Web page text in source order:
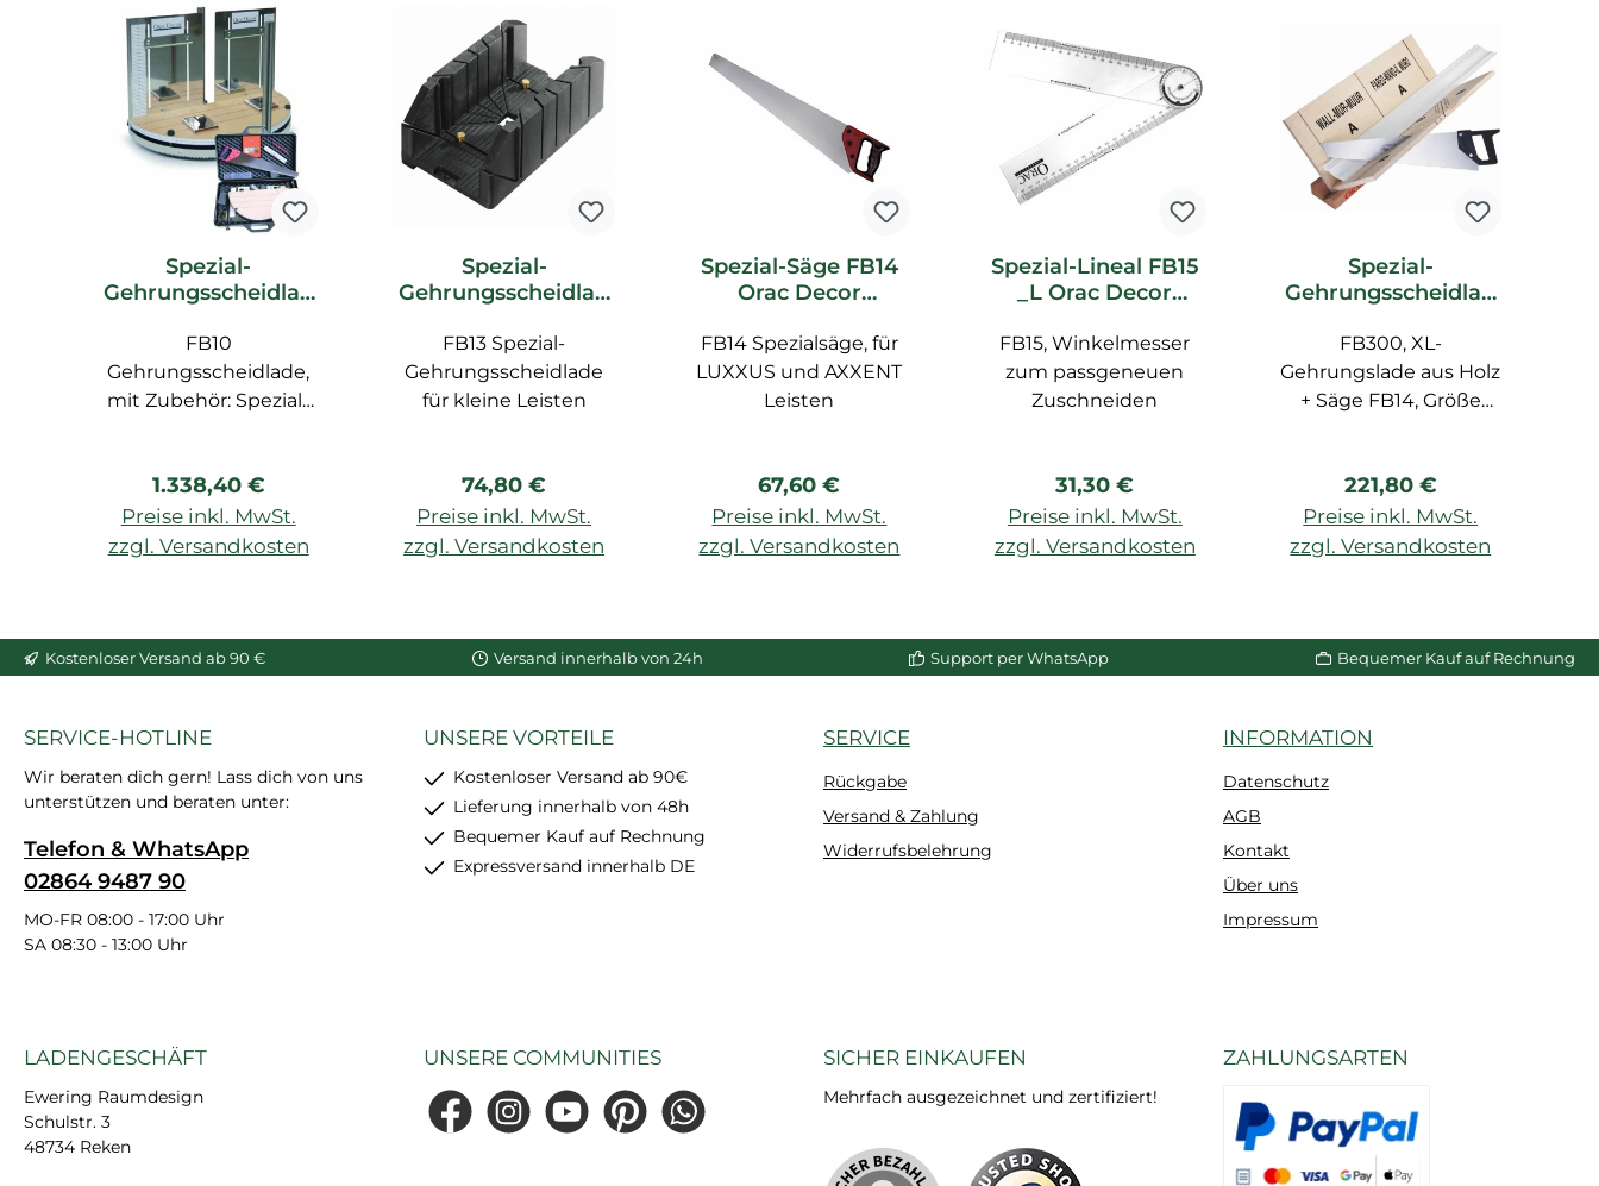
Spezial-
Gehrungsscheidlad
Zubehör
FB10
Gehrungsscheidlade,
mit Zubehör: Spezial-
FB15
Regulärer Preis:
1.338,40 €
Preise inkl. MwSt.
zzgl. Versandkosten
Spezial-
Gehrungsscheidlad
Zubehör
FB13 Spezial-
Gehrungsscheidlade
für kleine Leisten
Regulärer Preis:
74,80 €
Preise inkl. MwSt.
zzgl. Versandkosten
Spezial-Säge FB14
Orac Decor
FB14 Spezialsäge, für
LUXXUS und AXXENT
Leisten
Regulärer Preis:
67,60 €
Preise inkl. MwSt.
zzgl. Versandkosten
Spezial-Lineal FB15
_L Orac Decor
FB15, Winkelmesser
zum passgeneuen
Zuschneiden
Regulärer Preis:
31,30 €
Preise inkl. MwSt.
zzgl. Versandkosten
Spezial-
Gehrungsscheidlad
Zubehör
FB300, XL-
Gehrungslade aus Holz
+ Säge FB14, Größe
Regulärer Preis:
221,80 €
Preise inkl. MwSt.
zzgl. Versandkosten
Kostenloser Versand ab 90 € Versand innerhalb von 24h Support per WhatsApp Bequemer Kauf auf Rechnung
SERVICE-HOTLINE
Wir beraten dich gern! Lass dich von uns
unterstützen und beraten unter:
Telefon & WhatsApp
02864 9487 90
MO-FR 08:00 - 17:00 Uhr
SA 08:30 - 13:00 Uhr
UNSERE VORTEILE
Kostenloser Versand ab 90€
Lieferung innerhalb von 48h
Bequemer Kauf auf Rechnung
Expressversand innerhalb DE
SERVICE
Rückgabe
Versand & Zahlung
Widerrufsbelehrung
INFORMATION
Datenschutz
AGB
Kontakt
Über uns
Impressum
LADENGESCHÄFT
Ewering Raumdesign
Schulstr. 3
48734 Reken
UNSERE COMMUNITIES
FacebookInstagramYouTubePinterestWhatsApp
SICHER EINKAUFEN
Mehrfach ausgezeichnet und zertifiziert!
ZAHLUNGSARTEN